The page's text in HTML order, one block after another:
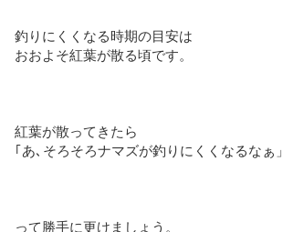
釣りにくくなる時期の目安は
おおよそ紅葉が散る頃です。
紅葉が散ってきたら
｢あ､そろそろナマズが釣りにくくなるなぁ」
って勝手に更けましょう。